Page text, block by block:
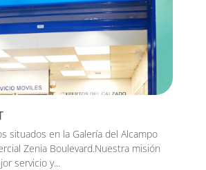
situados en la Galería del Alcampo
Zenia Boulevard.Nuestra misión
servicio y...